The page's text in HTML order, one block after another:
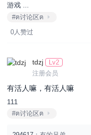
游戏 ...
#ฅ讨论区ฅ
0人赞过
tdzj
Lv2
注册会员
有活人嘛，有活人嘛
111
#ฅ讨论区ฅ